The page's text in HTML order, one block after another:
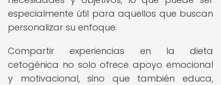
especialmente útil para aquellos que buscan
personalizar su enfoque.
Compartir experiencias en la dieta
cetogénica no solo ofrece apoyo emocional
y motivacional, sino que también educa,